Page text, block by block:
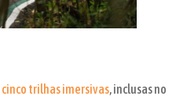
cinco trilhas imersivas, inclusas no